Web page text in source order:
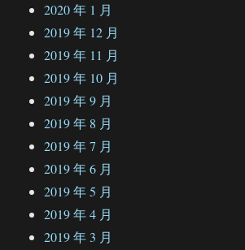
2020 年 1 月
2019 年 12 月
2019 年 11 月
2019 年 10 月
2019 年 9 月
2019 年 8 月
2019 年 7 月
2019 年 6 月
2019 年 5 月
2019 年 4 月
2019 年 3 月